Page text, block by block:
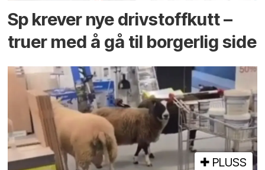
Sp krever nye drivstoffkutt –
truer med å gå til borgerlig side
PLUSS